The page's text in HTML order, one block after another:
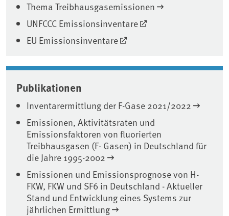
Thema Treibhausgasemissionen
UNFCCC Emissionsinventare
EU Emissionsinventare
Publikationen
Inventarermittlung der F-Gase 2021/2022
Emissionen, Aktivitätsraten und
Emissionsfaktoren von fluorierten
Treibhausgasen (F- Gasen) in Deutschland für
die Jahre 1995-2002
Emissionen und Emissionsprognose von H-
FKW, FKW und SF6 in Deutschland - Aktueller
Stand und Entwicklung eines Systems zur
jährlichen Ermittlung